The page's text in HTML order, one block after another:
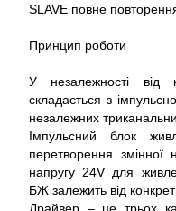
SLAVE повне
Принцип роботи
У незалежності від
складається з
незалежних
Імпульсний блок
перетворення змінної
напругу 24V для
БЖ залежить від
Драйвер – це трьох